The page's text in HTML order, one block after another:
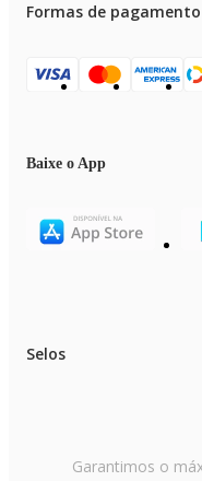
Formas de pagamento
Baixe o App
Selos
Garantimos o